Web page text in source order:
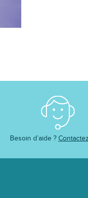
Besoin d’aide ?